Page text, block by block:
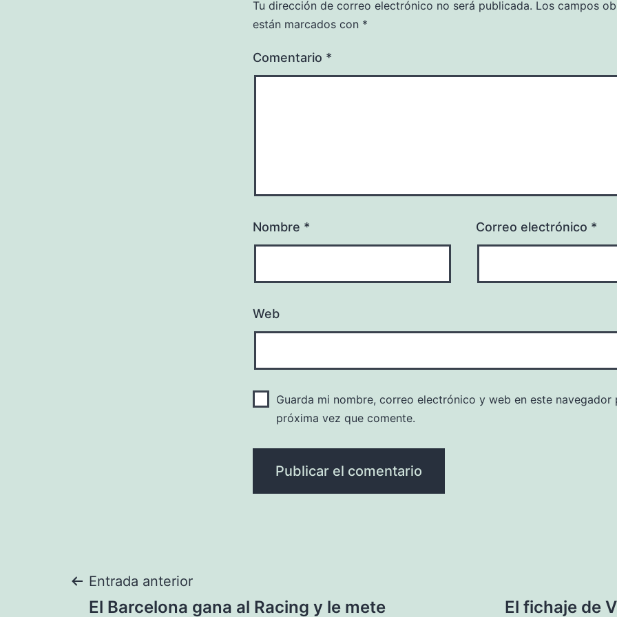
Tu dirección de correo electrónico no será publicada. Los campos
están marcados con *
Comentario *
Nombre * Correo electrónico *
Web
Guarda mi nombre, correo electrónico y web en este navegador
próxima vez que comente.
Navegación
Entrada anterior
El Barcelona gana al Racing y le mete El fichaje de